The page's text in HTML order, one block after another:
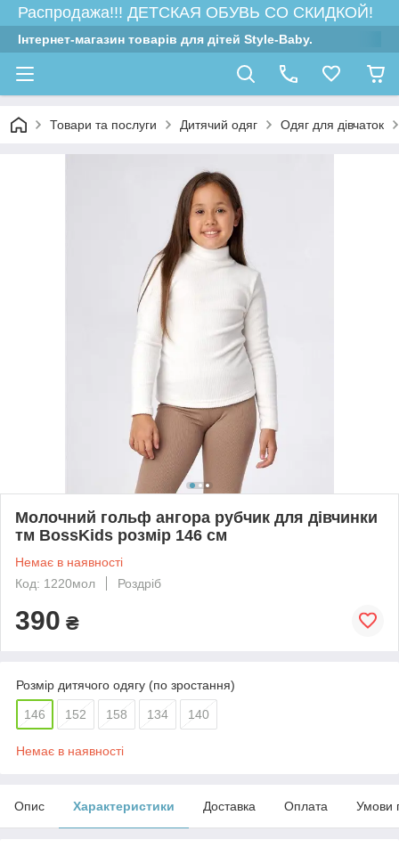
Распродажа!!! ДЕТСКАЯ ОБУВЬ СО СКИДКОЙ!
Інтернет-магазин товарів для дітей Style-Baby.
Товари та послуги Дитячий одяг Одяг для дівчаток
Молочний гольф ангора рубчик для дівчинки
тм BossKids розмір 146 см
Немає в наявності
Код: 1220мол
Роздріб
390 ₴
Розмір дитячого одягу (по зростання)
146 152 158 134 140
Немає в наявності
Опис Характеристики Доставка Оплата Умови